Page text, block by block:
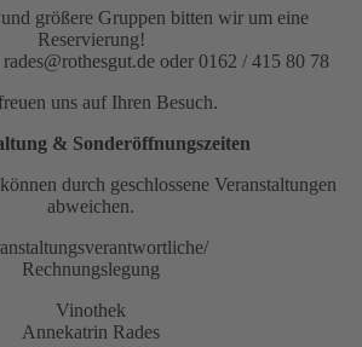
größere Gruppen bitten wir um eine
Reservierung!
oder 0162 / 415 80 78
uns auf Ihren Besuch.
& Sonderöffnungszeiten
durch geschlossene Veranstaltungen
abweichen.
Rechnungslegung
Vinothek
Annekatrin Rades